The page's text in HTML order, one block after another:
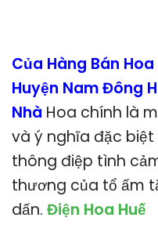
Của Hàng Bán
Huyện Nam Đông
Nhà Hoa chính là
và ý nghĩa đặc
thông điệp tình
thương của tổ ấm
dấn. Điện Hoa Huế